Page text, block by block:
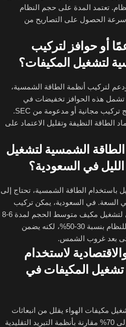
تعتمد المدة على حجم النظام
سرعة الحصول على التصاريح من
أو حوافز لتركيب
لتشغيل المكيفات؟
لتركيب أنظمة الطاقة الشمسية،
ضمن مبادرات رؤية 2030. تشمل هذه الحوافز تخفيضات في
الرسوم، تسهيلات تمويلية، وبرامج تركيب مجانية أو مدعومة من SEC.
الطاقة النظيفة وتقليل الاعتماد على
الشمسية لتشغيل
في السعودية؟
باستخدام الطاقة الشمسية، تحتاج إلى
السعة. في السعودية، يمكن تركيب
بطاريات بسعة 10-15 kWh تكفي لتشغيل مكيف متوسط الحجم لمدة 6-8
ساعات. هذا يزيد التكلفة الأولية للنظام بنسبة 30-50%، لكنه يضمن
حتى بعد غروب الشمس.
لاستخدام
المكيفات في
مكيفات الهواء يقلل من انبعاثات
ثاني أكسيد الكربون بنسبة تصل إلى 70% مقارنة بأنظمة التبريد التقليدية